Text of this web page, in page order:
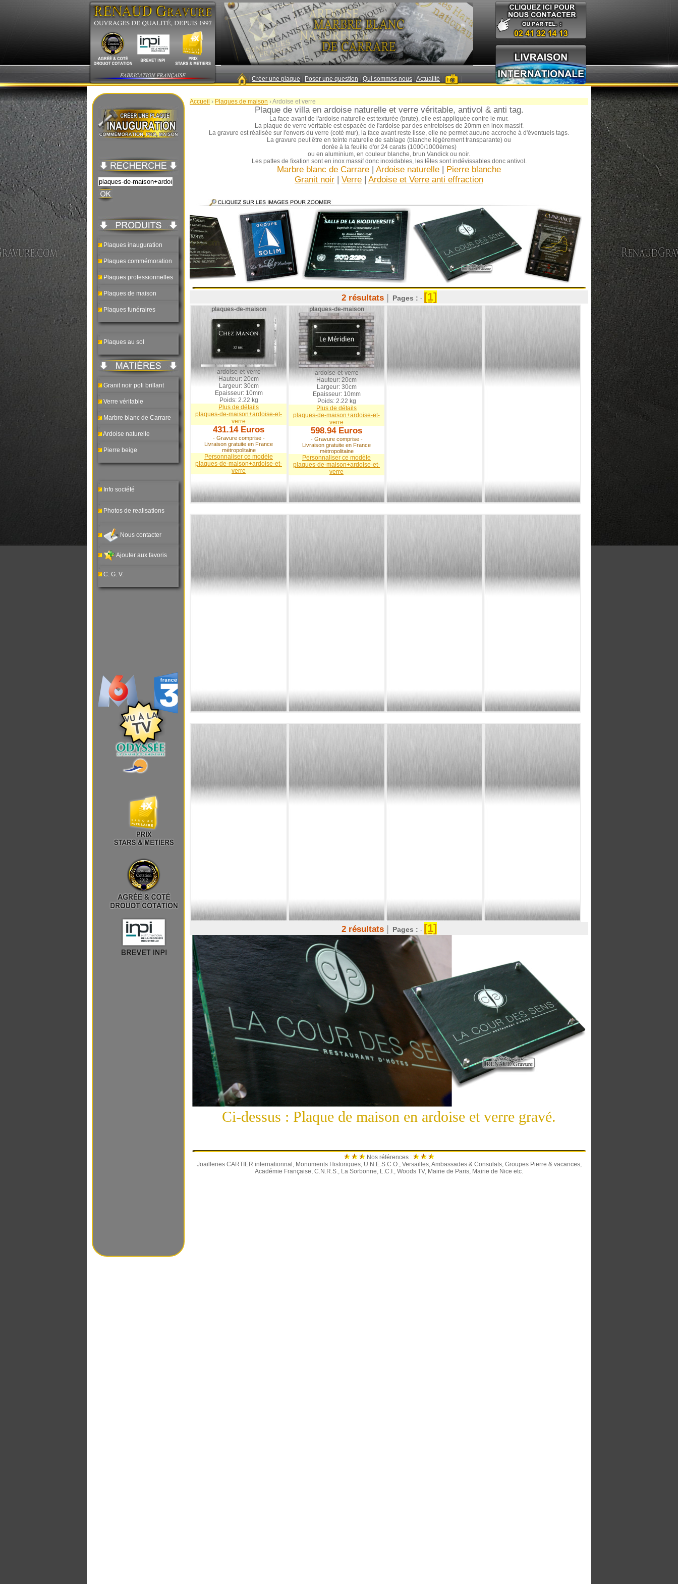
Créer une plaque Poser une question Qui sommes nous Actualité
Plaques inauguration
Plaques commémoration
Plaques professionnelles
Plaques de maison
Plaques funéraires
Plaques au sol
Granit noir poli brillant
Verre véritable
Marbre blanc de Carrare
Ardoise naturelle
Pierre beige
Info société
Photos de realisations
Nous contacter
Ajouter aux favoris
C. G. V.
Accueil › Plaques de maison ›Ardoise et verre
Plaque de villa en ardoise naturelle et verre véritable, antivol & anti tag.
La face avant de l'ardoise naturelle est texturée (brute), elle est appliquée contre le mur.
La plaque de verre véritable est espacée de l'ardoise par des entretoises de 20mm en inox massif.
La gravure est réalisée sur l'envers du verre (coté mur), la face avant reste lisse, elle ne permet aucune accroche à d'éventuels tags.
La gravure peut être en teinte naturelle de sablage (blanche légèrement transparante) ou
dorée à la feuille d'or 24 carats (1000/1000èmes)
ou en aluminium, en couleur blanche, brun Vandick ou noir.
Les pattes de fixation sont en inox massif donc inoxidables, les têtes sont indévissables donc antivol.
Marbre blanc de Carrare | Ardoise naturelle | Pierre blanche
Granit noir | Verre | Ardoise et Verre anti effraction
2 résultats│ Pages : - [1]
plaques-de-maison
ardoise-et-verre
Hauteur: 20cm
Largeur: 30cm
Epaisseur: 10mm
Poids: 2.22 kg
Plus de détails
plaques-de-maison+ardoise-et-
verre
431.14 Euros
- Gravure comprise -
Livraison gratuite en France
métropolitaine
Personnaliser ce modèle
plaques-de-maison+ardoise-et-
verre
plaques-de-maison
ardoise-et-verre
Hauteur: 20cm
Largeur: 30cm
Epaisseur: 10mm
Poids: 2.22 kg
Plus de détails
plaques-de-maison+ardoise-et-
verre
598.94 Euros
- Gravure comprise -
Livraison gratuite en France
métropolitaine
Personnaliser ce modèle
plaques-de-maison+ardoise-et-
verre
2 résultats│ Pages : - [1]
Ci-dessus : Plaque de maison en ardoise et verre gravé.
Nos références :
Joailleries CARTIER internationnal, Monuments Historiques, U.N.E.S.C.O., Versailles, Ambassades & Consulats, Groupes Pierre & vacances,
Académie Française, C.N.R.S., La Sorbonne, L.C.I., Woods TV, Mairie de Paris, Mairie de Nice etc.